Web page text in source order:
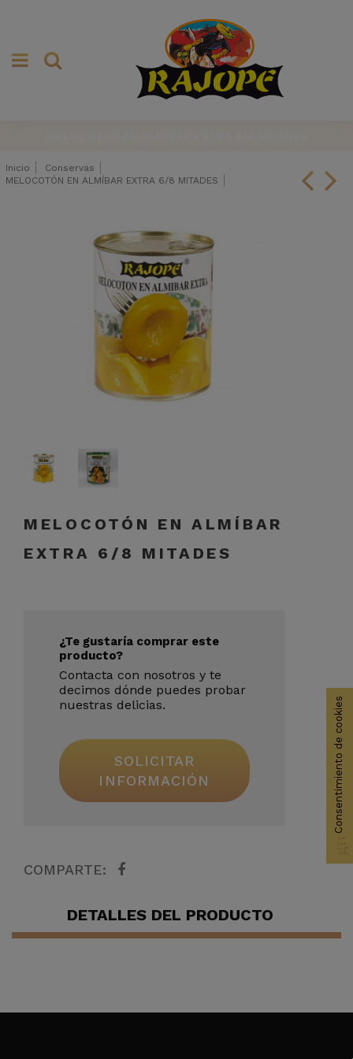
Inicio
Conservas
MELOCOTÓN EN ALMÍBAR EXTRA 6/8 MITADES
MELOCOTÓN EN ALMÍBAR
EXTRA 6/8 MITADES
¿Te gustaría comprar este
producto?
Contacta con nosotros y te
decimos dónde puedes probar
nuestras delicias.
SOLICITAR
INFORMACIÓN
COMPARTE:
DETALLES DEL PRODUCTO
group_work
Consentimiento de cookies